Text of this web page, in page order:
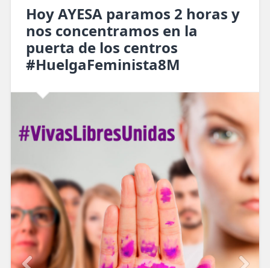
Hoy AYESA paramos 2 horas y
nos concentramos en la
puerta de los centros
#HuelgaFeminista8M